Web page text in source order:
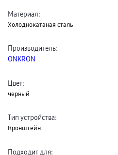
Материал:
Холоднокатаная сталь
Производитель:
ONKRON
Цвет:
черный
Тип устройства:
Кронштейн
Подходит для: